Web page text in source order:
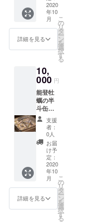
ます。
※他のお
客様の
ご予約
の都合
お席を
ご用意
出来な
い場合
もござ
いま
す。 ・
休業
日・休
業中の
店舗で
はご利
用いた
だけま
せん。
※新型コ
ロナウ
イルス
お召し
上がり
いただ
けま
す。
注意事
項】 ※
送料込
み
（クー
ル便）
となり
ます。
※お届け
希望日
（10月
12日以
降）、
時間帯
を備考
欄にご
記載願
』にて
ご利用
いただ
けるお
食事券
【12,00
0円分】
2,000円
分お得
にお食
事いた
だけま
す。
【ご利
用時に
おける
注意事
項】 ・
額面
1,000円
分を12
枚送ら
せてい
ただき
2020
年10
月
詳細を見る
こ
の
リ
タ
ー
ン
を
選
択
す
る
10,
000 円
能登牡
蠣の半
斗缶
（約40
～50
個）を
ご用意
いたし
ます。
能登半
島の自
然豊か
な環境
で育っ
た、ミ
ネラル
支援
者：
0人
お届
け予
定：
2020
年10
月
詳細を見る
こ
の
リ
タ
ー
ン
を
選
択
す
る